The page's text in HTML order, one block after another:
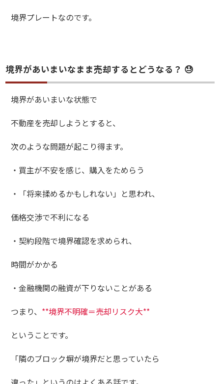
境界プレートなのです。
境界があいまいなまま売却するとどうなる？ 😓
境界があいまいな状態で
不動産を売却しようとすると、
次のような問題が起こり得ます。
・買主が不安を感じ、購入をためらう
・「将来揉めるかもしれない」と思われ、
価格交渉で不利になる
・契約段階で境界確認を求められ、
時間がかかる
・金融機関の融資が下りないことがある
つまり、 **境界不明確＝売却リスク大**
ということです。
「隣のブロック塀が境界だと思っていたら